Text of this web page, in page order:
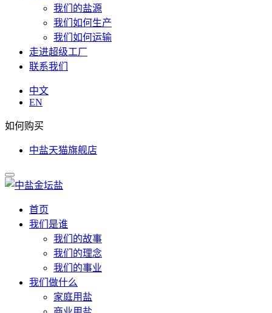
我们的盐源
我们如何生产
我们如何运输
走进超级工厂
联系我们
中文
EN
如何购买
中盐天猫旗舰店
首页
我们是谁
我们的故事
我们的理念
我们的事业
我们做什么
家庭用盐